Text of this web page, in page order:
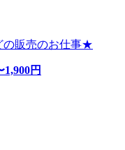
の販売のお仕事★
1,900円